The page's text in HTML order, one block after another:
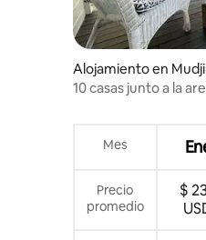
Alojamiento en
10 casas junto a la
Mes
Precio
promedio
$